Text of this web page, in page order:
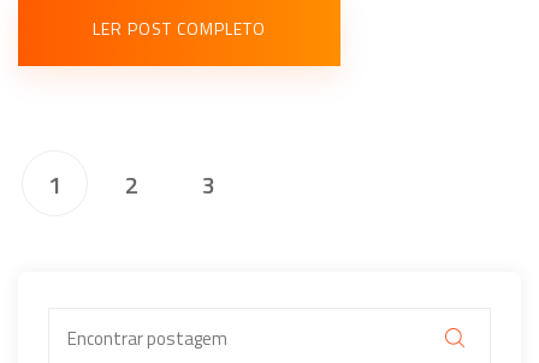
LER POST COMPLETO
1 2 3